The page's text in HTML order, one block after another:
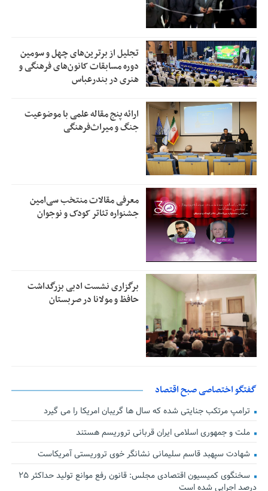
تجلیل از بر‌ترین‌های چهل و سومین
دوره مسابقات کانون‌های فرهنگی و
هنری در بندرعباس
ارائه پنج مقاله علمی با موضوعیت
جنگ و میراث‌فرهنگی
معرفی مقالات منتخب سی‌امین
جشنواره تئاتر کودک و نوجوان
برگزاری نشست ادبی بزرگداشت
حافظ و مولانا در صربستان
گفتگو اختصاصی صبح اقتصاد
ترامپ مرتکب جنایتی شده که سال ها گریبان امریکا را می گیرد
ملت و جمهوری اسلامی ایران قربانی تروریسم هستند
شهادت سپهبد قاسم سلیمانی نشانگر خوی تروریستی آمریکاست
سخنگوی کمیسیون اقتصادی مجلس: قانون رفع موانع تولید حداکثر ۲۵
درصد اجرایی شده است